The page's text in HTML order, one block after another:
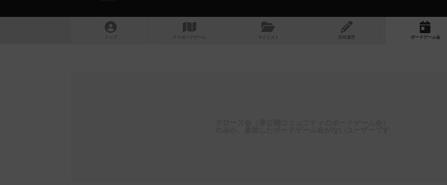
トップ マイボードゲーム マイリスト 投稿履歴 ボ ードゲーム会